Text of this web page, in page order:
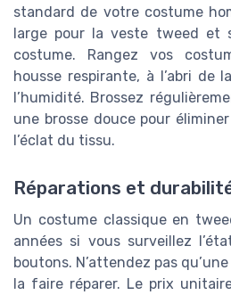
standard de votre costume
large pour la veste tweed et
costume. Rangez vos
housse respirante, à l’abri de
l’humidité. Brossez
une brosse douce pour
l’éclat du tissu.
Réparations et
Un costume classique en
années si vous surveillez
boutons. N’attendez pas
la faire réparer. Le prix